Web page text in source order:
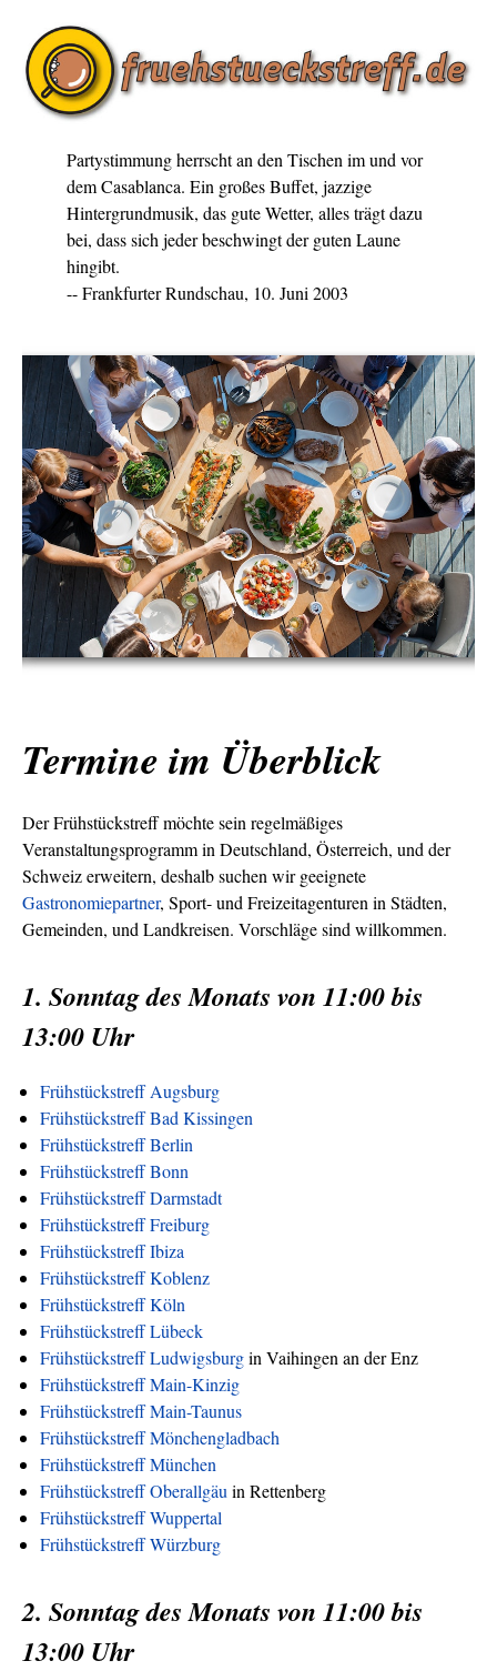
Partystimmung herrscht an den Tischen im und vor
dem Casablanca. Ein großes Buffet, jazzige
Hintergrundmusik, das gute Wetter, alles trägt dazu
bei, dass sich jeder beschwingt der guten Laune
hingibt.
-- Frankfurter Rundschau, 10. Juni 2003
Termine im Überblick
Der Frühstückstreff möchte sein regelmäßiges
Veranstaltungsprogramm in Deutschland, Österreich, und der
Schweiz erweitern, deshalb suchen wir geeignete
Gastronomiepartner, Sport- und Freizeitagenturen in Städten,
Gemeinden, und Landkreisen. Vorschläge sind willkommen.
1. Sonntag des Monats von 11:00 bis
13:00 Uhr
Frühstückstreff Augsburg
Frühstückstreff Bad Kissingen
Frühstückstreff Berlin
Frühstückstreff Bonn
Frühstückstreff Darmstadt
Frühstückstreff Freiburg
Frühstückstreff Ibiza
Frühstückstreff Koblenz
Frühstückstreff Köln
Frühstückstreff Lübeck
Frühstückstreff Ludwigsburgin Vaihingen an der Enz
Frühstückstreff Main-Kinzig
Frühstückstreff Main-Taunus
Frühstückstreff Mönchengladbach
Frühstückstreff München
Frühstückstreff Oberallgäu in Rettenberg
Frühstückstreff Wuppertal
Frühstückstreff Würzburg
2. Sonntag des Monats von 11:00 bis
13:00 Uhr